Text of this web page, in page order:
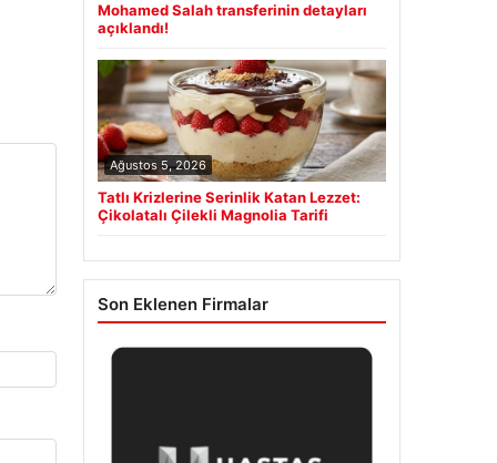
Mohamed Salah transferinin detayları
açıklandı!
Ağustos 5, 2026
Tatlı Krizlerine Serinlik Katan Lezzet:
Çikolatalı Çilekli Magnolia Tarifi
Son Eklenen Firmalar